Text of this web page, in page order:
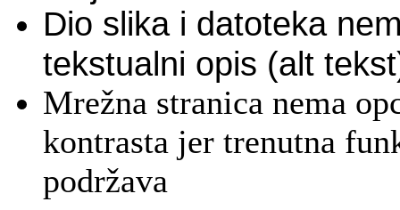
Dio slika i datoteka
tekstualni opis (alt
Mrežna stranica nema
kontrasta jer trenutna
podržava